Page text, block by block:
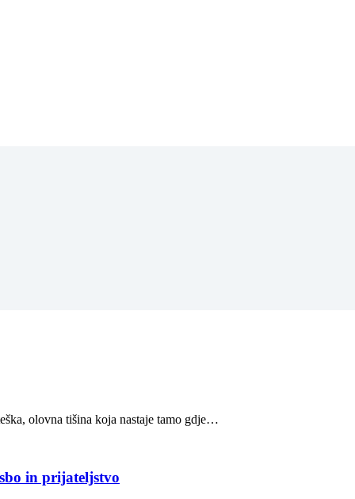
olovna tišina koja nastaje tamo gdje…
in prijateljstvo